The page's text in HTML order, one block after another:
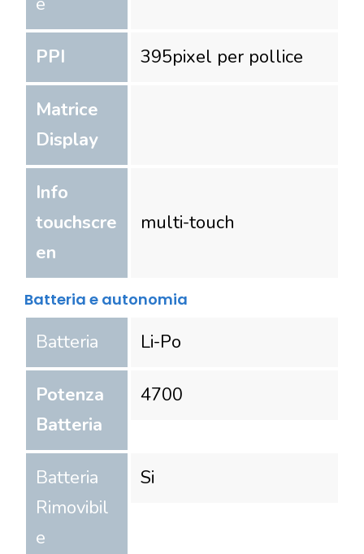
PPI 395pixel per pollice
Matrice
Display
Info
touchscre
en
multi-touch
Batteria e autonomia
Batteria Li-Po
Potenza
Batteria
4700
Batteria
Rimovibil
e
Si